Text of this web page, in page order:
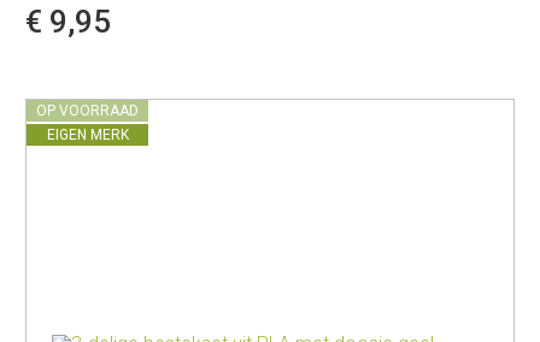
€ 9,95
OP VOORRAAD
EIGEN MERK